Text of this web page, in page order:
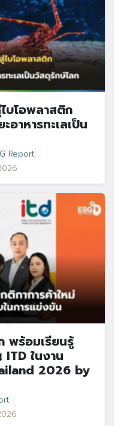
บโอพลาสติก
าหารทะเลเป็น
Report
พร้อมเรียนรู้
ในงาน
2026 by